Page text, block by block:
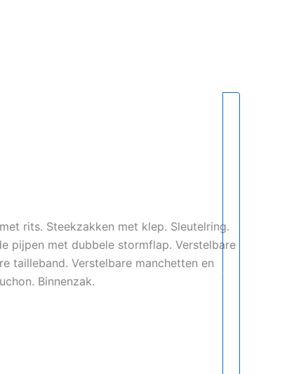
rits. Steekzakken met klep. Sleutelring.
pijpen met dubbele stormflap. Verstelbare
tailleband. Verstelbare manchetten en
Binnenzak.